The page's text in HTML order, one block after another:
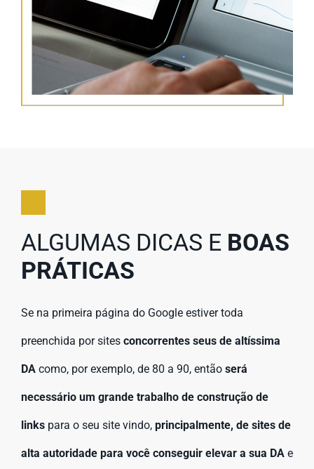
ALGUMAS DICAS E BOAS
PRÁTICAS
Se na primeira página do Google estiver toda
preenchida por sites concorrentes seus de altíssima
DA como, por exemplo, de 80 a 90, então será
necessário um grande trabalho de construção de
links para o seu site vindo, principalmente, de sites de
alta autoridade para você conseguir elevar a sua DA e